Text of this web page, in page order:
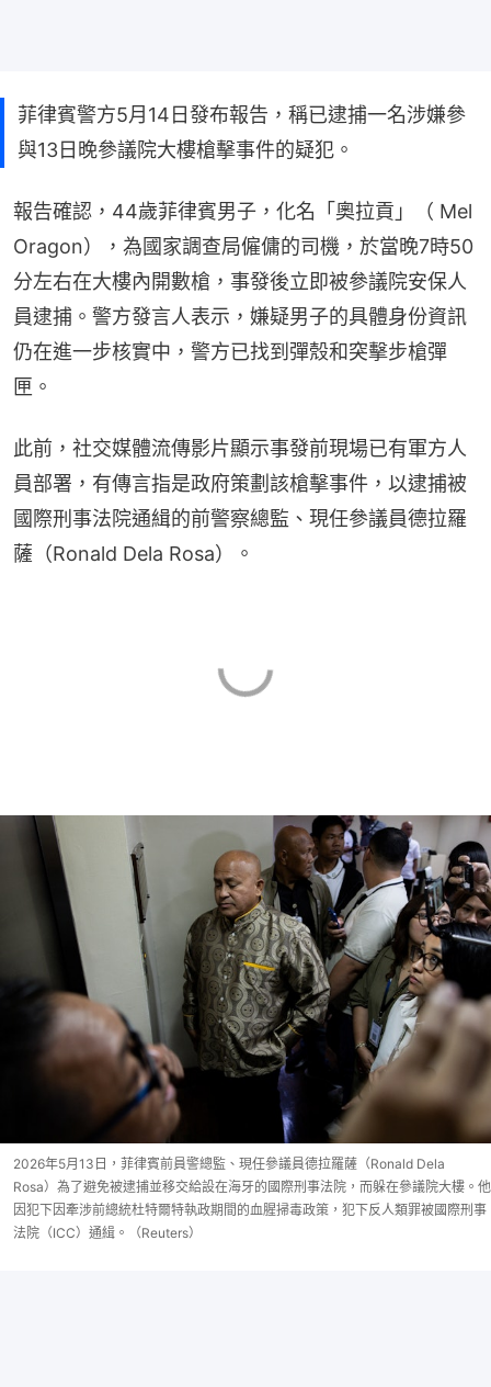
菲律賓警方5月14日發布報告，稱已逮捕一名涉嫌參
與13日晚參議院大樓槍擊事件的疑犯。
報告確認，44歲菲律賓男子，化名「奧拉貢」（ Mel
Oragon），為國家調查局僱傭的司機，於當晚7時50
分左右在大樓內開數槍，事發後立即被參議院安保人
員逮捕。警方發言人表示，嫌疑男子的具體身份資訊
仍在進一步核實中，警方已找到彈殼和突擊步槍彈
匣。
此前，社交媒體流傳影片顯示事發前現場已有軍方人
員部署，有傳言指是政府策劃該槍擊事件，以逮捕被
國際刑事法院通緝的前警察總監、現任參議員德拉羅
薩（Ronald Dela Rosa）。
2026年5月13日，菲律賓前員警總監、現任參議員德拉羅薩（Ronald Dela
Rosa）為了避免被逮捕並移交給設在海牙的國際刑事法院，而躲在參議院大樓。他
因犯下因牽涉前總統杜特爾特執政期間的血腥掃毒政策，犯下反人類罪被國際刑事
法院（ICC）通緝。（Reuters）